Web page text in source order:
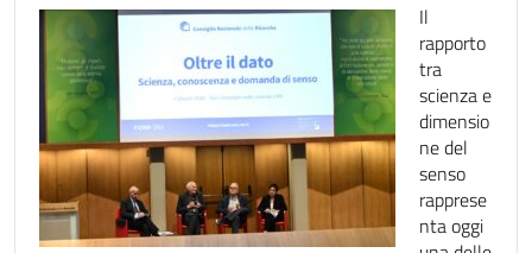
Il
rapporto
tra
scienza e
dimensio
ne del
senso
rapprese
nta oggi